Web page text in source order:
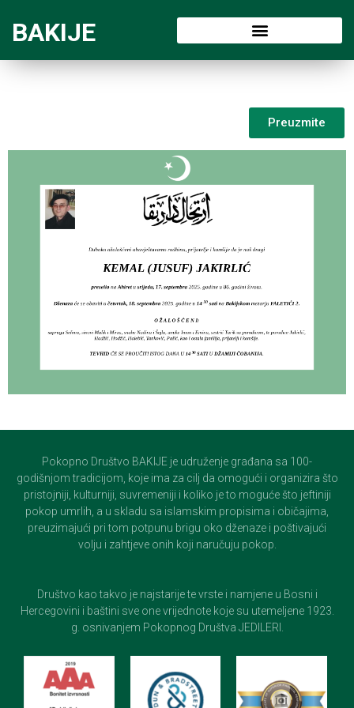
BAKIJE
Preuzmite
Pokopno Društvo BAKIJE je udruženje građana sa 100-
godišnjom tradicijom, koje ima za cilj da omogući i organizira što
pristojniji, kulturniji, suvremeniji i koliko je to moguće što jeftiniji
pokop umrlih, a u skladu sa islamskim propisima i običajima,
preuzimajući pri tom potpunu brigu oko dženaze i poštivajući
volju i zahtjeve onih koji naručuju pokop.
Društvo kao takvo je najstarije te vrste i namjene u Bosni i
Hercegovini i baštini sve one vrijednote koje su utemeljene 1923.
g. osnivanjem Pokopnog Društva JEDILERI.